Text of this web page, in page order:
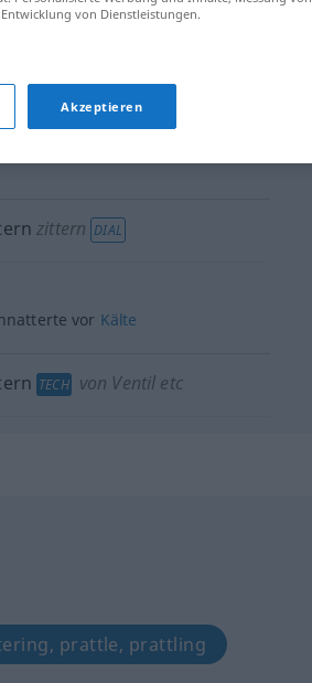
schwatzen
zittern DIAL
vor Kälte
TECH von Ventil etc
prattle, prattling
von Dienstleistungen.
Akzeptieren